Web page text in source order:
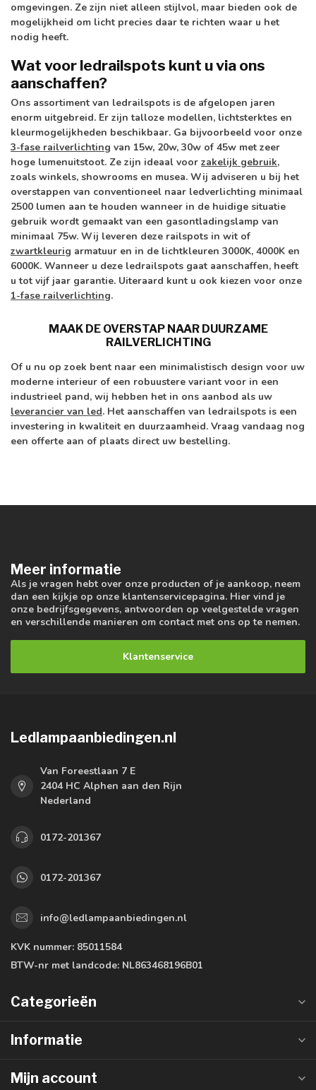
omgevingen. Ze zijn niet alleen stijlvol, maar bieden ook de
mogelijkheid om licht precies daar te richten waar u het
nodig heeft.
Wat voor ledrailspots kunt u via ons
aanschaffen?
Ons assortiment van ledrailspots is de afgelopen jaren
enorm uitgebreid. Er zijn talloze modellen, lichtsterktes en
kleurmogelijkheden beschikbaar. Ga bijvoorbeeld voor onze
3-fase railverlichting van 15w, 20w, 30w of 45w met zeer
hoge lumenuitstoot. Ze zijn ideaal voor zakelijk gebruik,
zoals winkels, showrooms en musea. Wij adviseren u bij het
overstappen van conventioneel naar ledverlichting minimaal
2500 lumen aan te houden wanneer in de huidige situatie
gebruik wordt gemaakt van een gasontladingslamp van
minimaal 75w. Wij leveren deze railspots in wit of
zwartkleurig armatuur en in de lichtkleuren 3000K, 4000K en
6000K. Wanneer u deze ledrailspots gaat aanschaffen, heeft
u tot vijf jaar garantie. Uiteraard kunt u ook kiezen voor onze
1-fase railverlichting.
MAAK DE OVERSTAP NAAR DUURZAME
RAILVERLICHTING
Of u nu op zoek bent naar een minimalistisch design voor uw
moderne interieur of een robuustere variant voor in een
industrieel pand, wij hebben het in ons aanbod als uw
leverancier van led. Het aanschaffen van ledrailspots is een
investering in kwaliteit en duurzaamheid. Vraag vandaag nog
een offerte aan of plaats direct uw bestelling.
Meer informatie
Als je vragen hebt over onze producten of je aankoop, neem
dan een kijkje op onze klantenservicepagina. Hier vind je
onze bedrijfsgegevens, antwoorden op veelgestelde vragen
en verschillende manieren om contact met ons op te nemen.
Klantenservice
Ledlampaanbiedingen.nl
Van Foreestlaan 7 E
2404 HC Alphen aan den Rijn
Nederland
0172-201367
0172-201367
info@ledlampaanbiedingen.nl
KVK nummer: 85011584
BTW-nr met landcode: NL863468196B01
Categorieën
Informatie
Mijn account